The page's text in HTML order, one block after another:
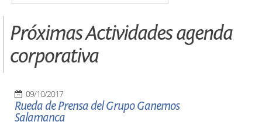
Próximas Actividades agenda
corporativa
09/10/2017
Rueda de Prensa del Grupo Ganemos
Salamanca